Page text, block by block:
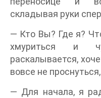
складывая руки
— Кто Вы? Где я?
хмуриться и
раскалывается,
вовсе не
— Для начала, я